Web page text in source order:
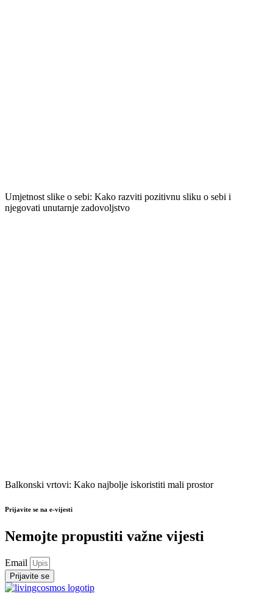
Umjetnost slike o sebi: Kako razviti pozitivnu sliku o sebi i
njegovati unutarnje zadovoljstvo
Balkonski vrtovi: Kako najbolje iskoristiti mali prostor
Prijavite se na e-vijesti
Nemojte propustiti važne vijesti
Email
Prijavite se